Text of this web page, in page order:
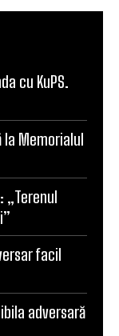
cu KuPS.
la Memorialul
„Terenul
facil
adversară